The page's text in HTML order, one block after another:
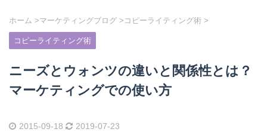
ホーム >マーケティングブログ > コピーライティング術 >
コピーライティング術
ニーズとウォンツの違いと関係性とは？
マーケティングでの使い方
2015-09-18 2019-07-23